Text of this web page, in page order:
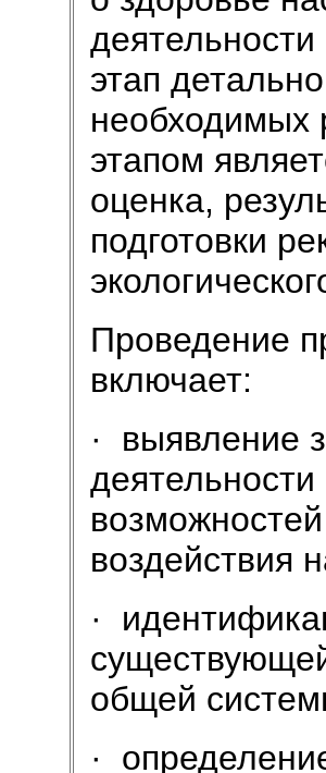
этап
необходимых
этапом
оценка,
подготовки
Проведение
включает:
· выявление
воздействия
·
общей
·